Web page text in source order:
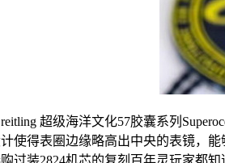
超级海洋文化57胶囊系列
使得表圈边缘略高出中央的表镜，
过装2824机芯的复刻百年灵玩家都